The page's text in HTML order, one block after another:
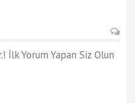
İlk Yorum Yapan Siz Olun